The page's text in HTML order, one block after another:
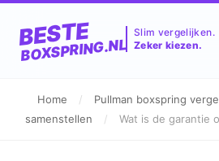
BESTE
BOXSPRING.NL
Slim vergelijken.
Zeker kiezen.
Home /
Pullman boxspring
samenstellen
/ Wat is de garantie